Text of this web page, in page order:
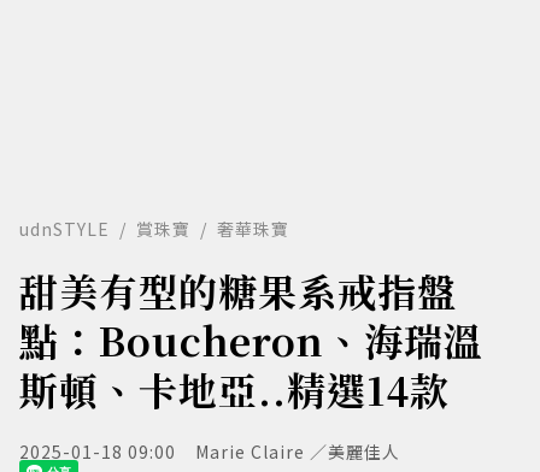
udnSTYLE 賞珠寶 奢華珠寶
甜美有型的糖果系戒指盤
點：Boucheron、海瑞溫
斯頓、卡地亞..精選14款
2025-01-18 09:00 Marie Claire ／美麗佳人